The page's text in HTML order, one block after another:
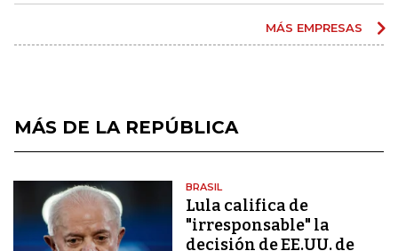
MÁS EMPRESAS
MÁS DE LA REPÚBLICA
BRASIL
Lula califica de
"irresponsable" la
decisión de EE.UU. de